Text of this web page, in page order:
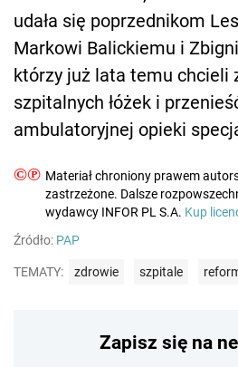
udała się poprzednikom
Markowi Balickiemu i
którzy już lata temu chcieli
szpitalnych łóżek i
ambulatoryjnej opieki
©℗ Materiał chroniony prawem
zastrzeżone. Dalsze
wydawcy INFOR PL S.A. Kup
Źródło: PAP
TEMATY: zdrowie szpitale
Zapisz się na